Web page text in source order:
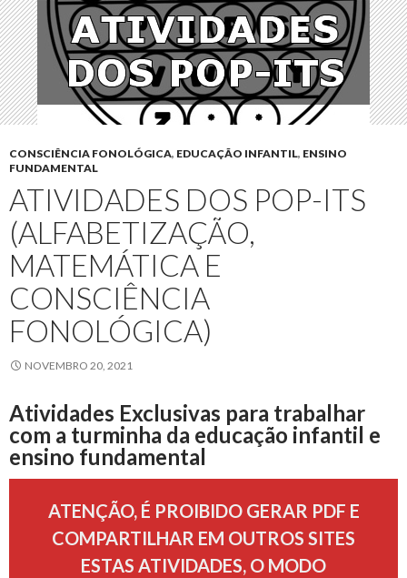
CONSCIÊNCIA FONOLÓGICA, EDUCAÇÃO INFANTIL, ENSINO
FUNDAMENTAL
ATIVIDADES DOS POP-ITS
(ALFABETIZAÇÃO,
MATEMÁTICA E
CONSCIÊNCIA
FONOLÓGICA)
NOVEMBRO 20, 2021
Atividades Exclusivas para trabalhar
com a turminha da educação infantil e
ensino fundamental
ATENÇÃO, É PROIBIDO GERAR PDF E
COMPARTILHAR EM OUTROS SITES
ESTAS ATIVIDADES, O MODO